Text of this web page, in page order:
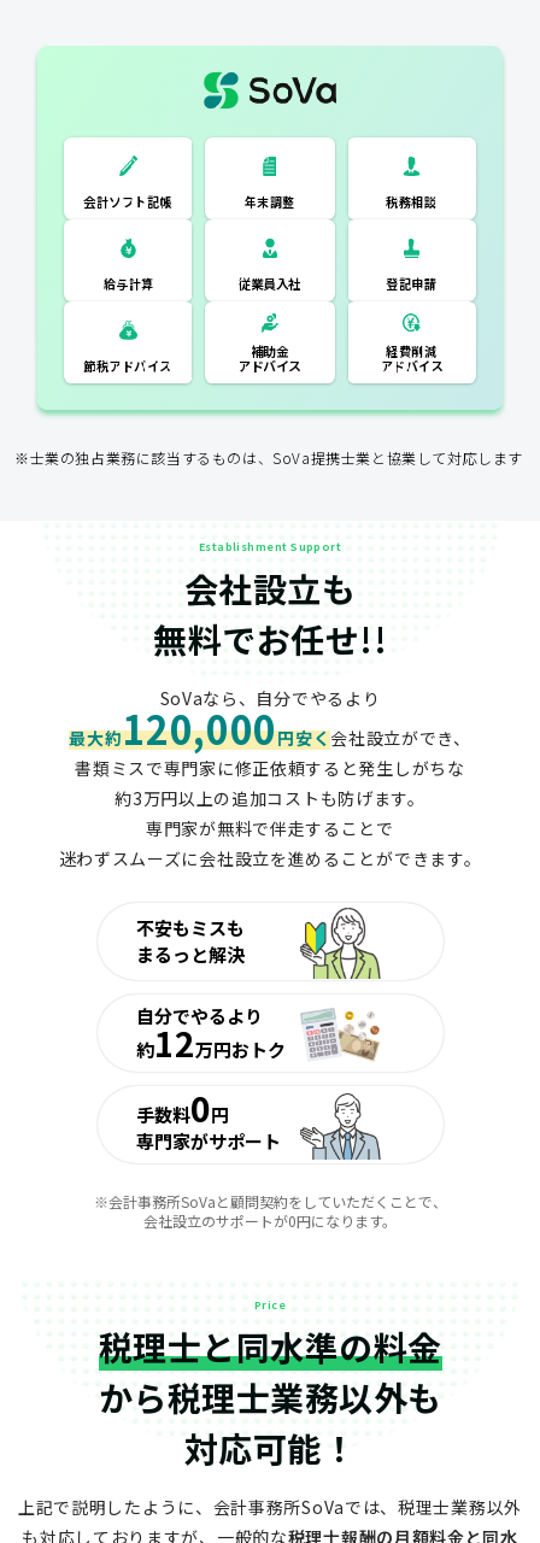
一般的な税理士
会計ソフト記
帳 年末調整 税務相談
会計ソフト記帳
年末調整
税務相談
給与計算
従業員入社
登記申請
節税アドバイス
補助金
アドバイス
アドバイス
※士業の独占業務に該当するものは、SoVa提携士業と協業して対応します
Establishment Support
会社設立も
無料でお任せ!!
SoVaなら、自分でやるより
最大約120,000円安く会社設立ができ、
書類ミスで専門家に修正依頼すると発生しがちな
約3万円以上の追加コストも防げます。
専門家が無料で伴走することで
迷わずスムーズに会社設立を進めることができます。
不安もミスも
まるっと解決
自分でやるより
約12万円おトク
手数料0円
専門家がサポート
※会計事務所SoVaと顧問契約をしていただくことで、
会社設立のサポートが0円になります。
Price
税理士と同水準の料金
から税理士業務以外も
対応可能！
上記で説明したように、会計事務所SoVaでは、税理士業務以外
も対応しておりますが、 一般的な税理士報酬の月額料金と同水